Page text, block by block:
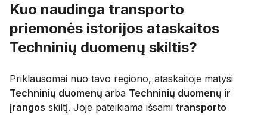
Kuo naudinga transporto
priemonės istorijos ataskaitos
Techninių duomenų skiltis?
Priklausomai nuo tavo regiono, ataskaitoje matysi
Techninių duomenų arba Techninių duomenų ir
įrangos skiltį. Joje pateikiama išsami transporto